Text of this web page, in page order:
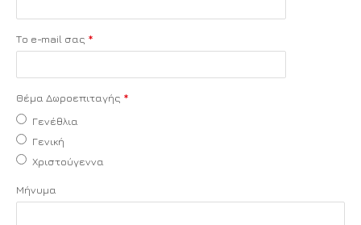
Το e-mail σας
Θέμα Δωροεπιταγής
Γενέθλια
Γενική
Χριστούγεννα
Μήνυμα